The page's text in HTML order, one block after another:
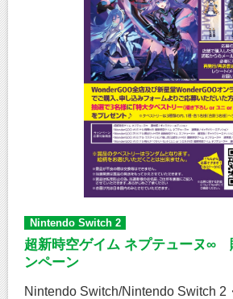
Nintendo Switch 2
超新時空ゲイム ネプテューヌ∞
ンペーン
Nintendo Switch/Nintendo Switch 2